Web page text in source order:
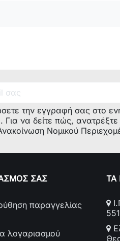
την εγγραφή σας στο
Για να δείτε πώς, ανατρέξτε
Νομικού
ΣΑΣ
παραγγελίας
λογαριασμού
ΤΑ